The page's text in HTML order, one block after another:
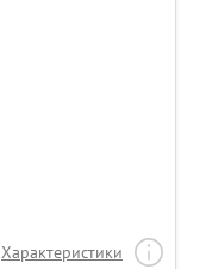
Характеристики